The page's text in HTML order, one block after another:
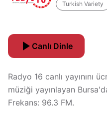
Turkish Variety
Canlı Dinle
Radyo 16 canlı yayınını
müziği yayınlayan
Frekans: 96.3 FM.